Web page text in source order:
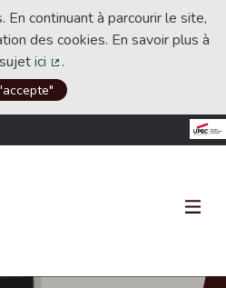
continuant à parcourir le site,
des cookies. En savoir plus à
ici
(Lien externe)
.